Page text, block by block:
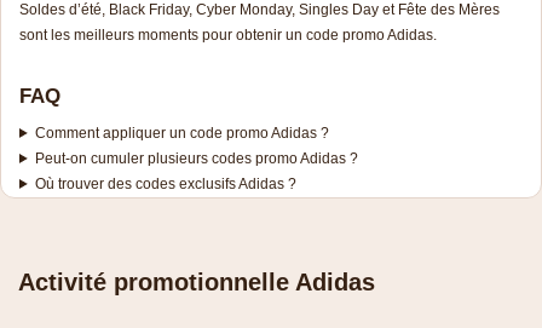
Soldes d’été, Black Friday, Cyber Monday, Singles Day et Fête des Mères
sont les meilleurs moments pour obtenir un code promo Adidas.
FAQ
Comment appliquer un code promo Adidas ?
Peut-on cumuler plusieurs codes promo Adidas ?
Où trouver des codes exclusifs Adidas ?
Activité promotionnelle Adidas